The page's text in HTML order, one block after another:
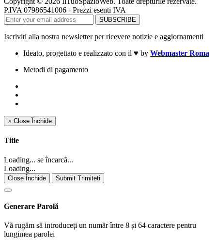
P.IVA 07986541006 - Prezzi esenti IVA
Iscriviti alla nostra newsletter per ricevere notizie e aggiornamenti
Ideato, progettato e realizzato con il ♥ by Webmaster Roma
Metodi di pagamento
× Close Închide
Title
Loading... se încarcă...
Loading...
Close Închide Submit Trimiteți
Generare Parolă
Vă rugăm să introduceți un număr între 8 și 64 caractere pentru
lungimea parolei